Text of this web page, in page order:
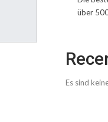
über
Es sind